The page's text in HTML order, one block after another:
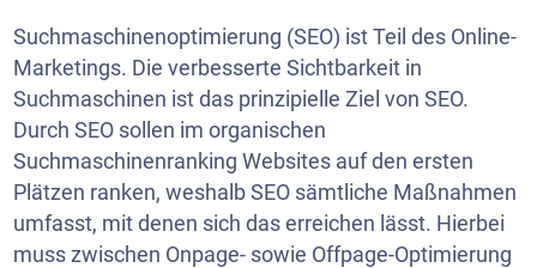
Suchmaschinenoptimierung (SEO) ist Teil des Online-
Marketings. Die verbesserte Sichtbarkeit in
Suchmaschinen ist das prinzipielle Ziel von SEO.
Durch SEO sollen im organischen
Suchmaschinenranking Websites auf den ersten
Plätzen ranken, weshalb SEO sämtliche Maßnahmen
umfasst, mit denen sich das erreichen lässt. Hierbei
muss zwischen Onpage- sowie Offpage-Optimierung